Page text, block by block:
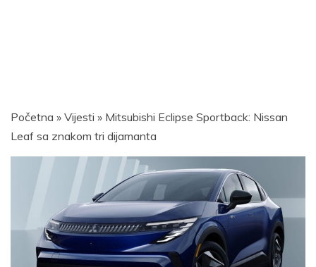
Početna » Vijesti » Mitsubishi Eclipse Sportback: Nissan
Leaf sa znakom tri dijamanta